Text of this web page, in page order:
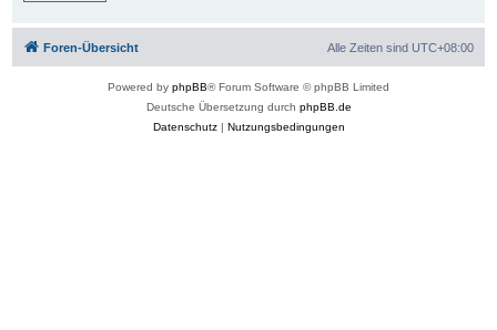
Foren-Übersicht Alle Zeiten sind UTC+08:00
Powered by phpBB® Forum Software © phpBB Limited
Deutsche Übersetzung durch phpBB.de
Datenschutz| Nutzungsbedingungen